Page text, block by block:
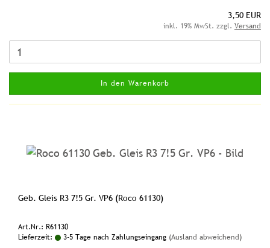
3,50 EUR
inkl. 19% MwSt. zzgl. Versand
In den Warenkorb
Geb. Gleis R3 7!5 Gr. VP6 (Roco 61130)
Art.Nr.: R61130
Lieferzeit:
3-5 Tage nach Zahlungseingang (Ausland abweichend)